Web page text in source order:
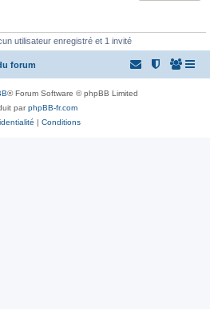
utilisateur enregistré et 1 invité
forum
® Forum Software © phpBB Limited
parphpBB-fr.com
| Conditions